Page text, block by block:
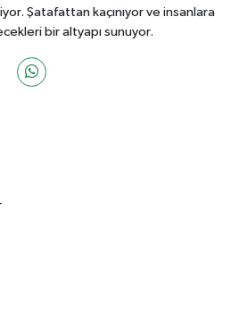
Şatafattan kaçınıyor ve insanlara
bir altyapı sunuyor.